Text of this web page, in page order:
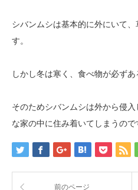
シバンムシは基本的に外にいて
す。
しかし冬は寒く、食べ物が必ずあ
そのためシバンムシは外から侵
な家の中に住み着いてしまうので
前のページ